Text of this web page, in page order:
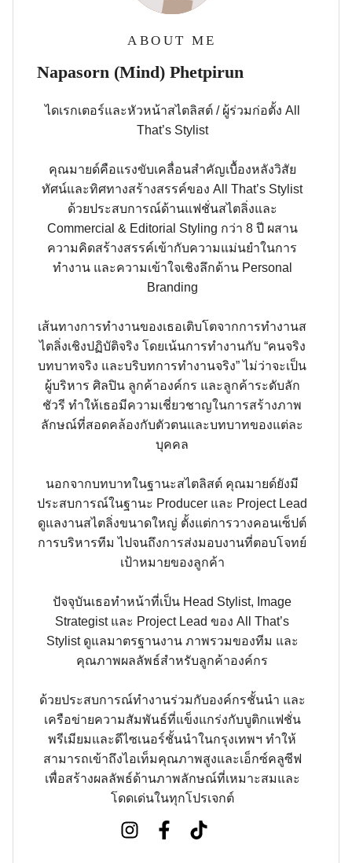
ABOUT ME
Napasorn (Mind) Phetpirun
ไดเรกเตอร์และหัวหน้าสไตลิสต์ / ผู้ร่วมก่อตั้ง All
That’s Stylist
คุณมายด์คือแรงขับเคลื่อนสำคัญเบื้องหลังวิสัย
ทัศน์และทิศทางสร้างสรรค์ของ All That’s Stylist
ด้วยประสบการณ์ด้านแฟชั่นสไตลิ่งและ
Commercial & Editorial Styling กว่า 8 ปี ผสาน
ความคิดสร้างสรรค์เข้ากับความแม่นยำในการ
ทำงาน และความเข้าใจเชิงลึกด้าน Personal
Branding
เส้นทางการทำงานของเธอเติบโตจากการทำงานส
ไตลิ่งเชิงปฏิบัติจริง โดยเน้นการทำงานกับ “คนจริง
บทบาทจริง และบริบทการทำงานจริง” ไม่ว่าจะเป็น
ผู้บริหาร ศิลปิน ลูกค้าองค์กร และลูกค้าระดับลัก
ชัวรี ทำให้เธอมีความเชี่ยวชาญในการสร้างภาพ
ลักษณ์ที่สอดคล้องกับตัวตนและบทบาทของแต่ละ
บุคคล
นอกจากบทบาทในฐานะสไตลิสต์ คุณมายด์ยังมี
ประสบการณ์ในฐานะ Producer และ Project Lead
ดูแลงานสไตลิ่งขนาดใหญ่ ตั้งแต่การวางคอนเซ็ปต์
การบริหารทีม ไปจนถึงการส่งมอบงานที่ตอบโจทย์
เป้าหมายของลูกค้า
ปัจจุบันเธอทำหน้าที่เป็น Head Stylist, Image
Strategist และ Project Lead ของ All That’s
Stylist ดูแลมาตรฐานงาน ภาพรวมของทีม และ
คุณภาพผลลัพธ์สำหรับลูกค้าองค์กร
ด้วยประสบการณ์ทำงานร่วมกับองค์กรชั้นนำ และ
เครือข่ายความสัมพันธ์ที่แข็งแกร่งกับบูติกแฟชั่น
พรีเมียมและดีไซเนอร์ชั้นนำในกรุงเทพฯ ทำให้
สามารถเข้าถึงไอเท็มคุณภาพสูงและเอ็กซ์คลูซีฟ
เพื่อสร้างผลลัพธ์ด้านภาพลักษณ์ที่เหมาะสมและ
โดดเด่นในทุกโปรเจกต์